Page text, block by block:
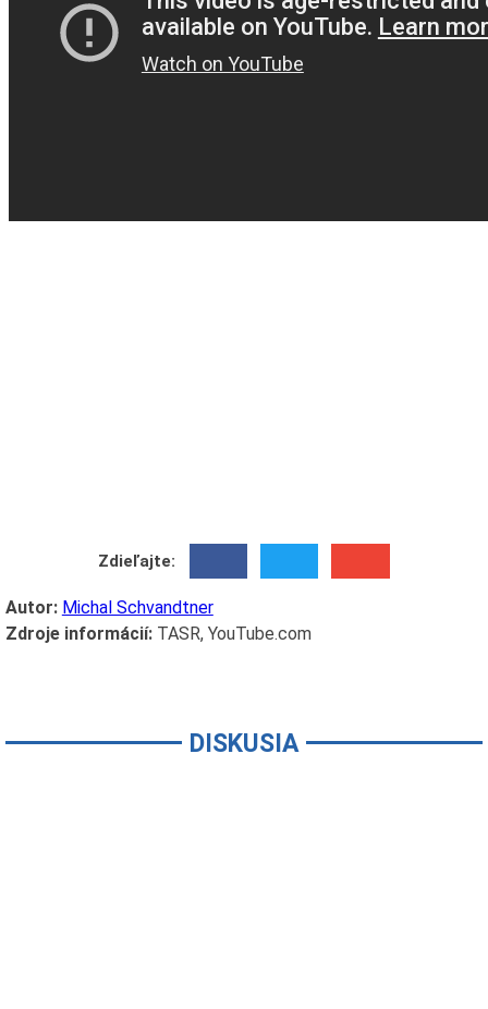
Zdieľajte:
Autor: Michal Schvandtner
Zdroje informácií:TASR, YouTube.com
DISKUSIA